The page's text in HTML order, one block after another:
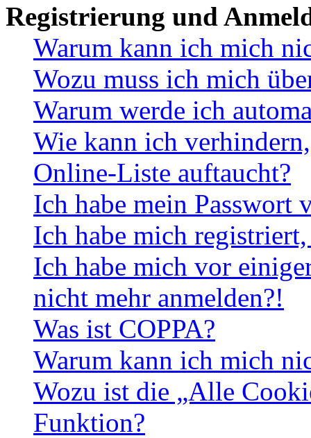
Registrierung und
Warum kann ich mich
Wozu muss ich mich
Warum werde ich
Wie kann ich
Online-Liste auftaucht?
Ich habe mein Passwort
Ich habe mich
Ich habe mich vor
nicht mehr anmelden?!
Was ist COPPA?
Warum kann ich mich
Wozu ist die „Alle
Funktion?